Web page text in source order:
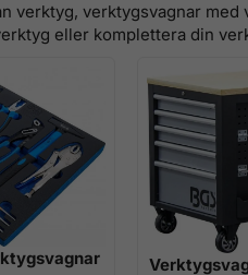
verktyg, verktygsvagnar
eller komplettera din